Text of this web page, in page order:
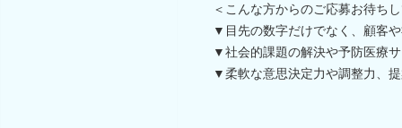
＜こんな方からのご応募お待ち
▼目先の数字だけでなく、顧客
▼社会的課題の解決や予防医療
▼柔軟な意思決定力や調整力、